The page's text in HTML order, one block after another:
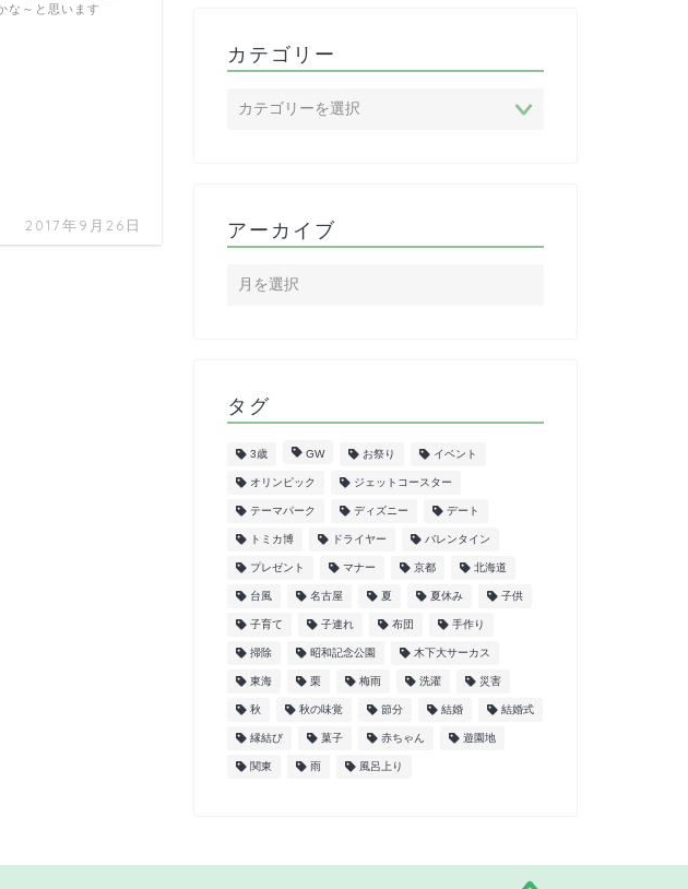
2017年9月26日
な～と思います
カテゴリー
アーカイブ
タグ
3歳 GW お祭り イベント
オリンピック ジェットコースター
テーマパーク ディズニー デート
トミカ博 ドライヤー バレンタイン
プレゼント マナー 京都 北海道
台風 名古屋 夏 夏休み 子供
子育て 子連れ 布団 手作り
掃除 昭和記念公園 木下大サーカス
東海 栗 梅雨 洗濯 災害
秋 秋の味覚 節分 結婚 結婚式
縁結び 菓子 赤ちゃん 遊園地
関東 雨 風呂上り